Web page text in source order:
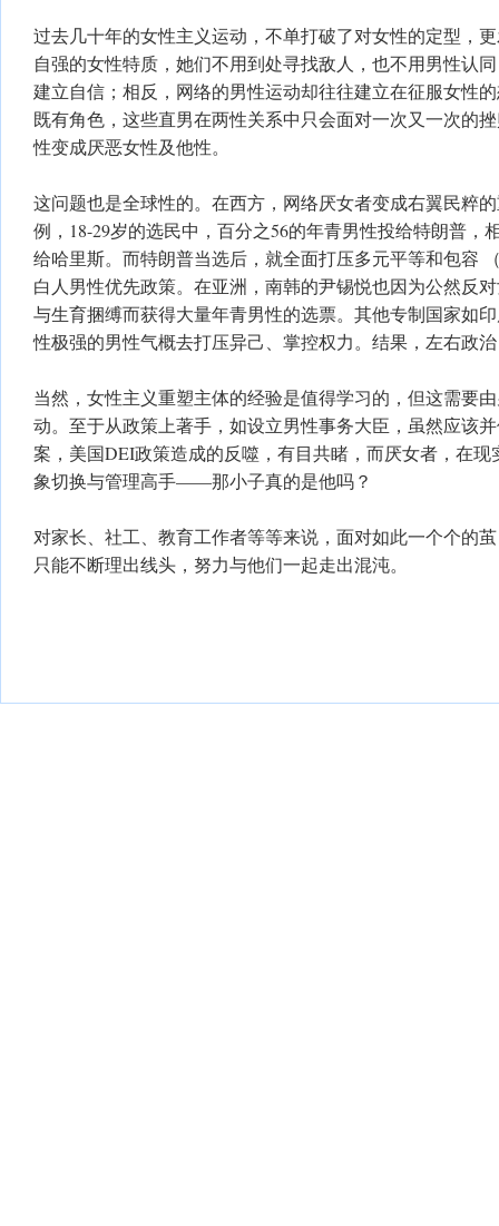
过去几十年的女性主义运动，不单打破了对女性的定型，
自强的女性特质，她们不用到处寻找敌人，也不用男性认
建立自信；相反，网络的男性运动却往往建立在征服女性
既有角色，这些直男在两性关系中只会面对一次又一次的
性变成厌恶女性及他性。
这问题也是全球性的。在西方，网络厌女者变成右翼民粹
例，18-29岁的选民中，百分之56的年青男性投给特朗普，
给哈里斯。而特朗普当选后，就全面打压多元平等和包容
白人男性优先政策。在亚洲，南韩的尹锡悦也因为公然反
与生育捆缚而获得大量年青男性的选票。其他专制国家如
性极强的男性气概去打压异己、掌控权力。结果，左右政
当然，女性主义重塑主体的经验是值得学习的，但这需要
动。至于从政策上著手，如设立男性事务大臣，虽然应该
案，美国DEI政策造成的反噬，有目共睹，而厌女者，在
象切换与管理高手——那小子真的是他吗？
对家长、社工、教育工作者等等来说，面对如此一个个的
只能不断理出线头，努力与他们一起走出混沌。